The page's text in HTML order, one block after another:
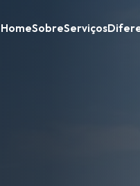
HomeSobreServiços